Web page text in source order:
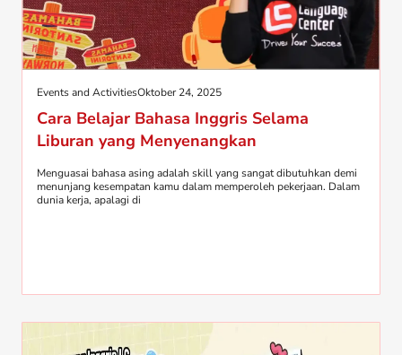
Events and ActivitiesOktober 24, 2025
Cara Belajar Bahasa Inggris Selama
Liburan yang Menyenangkan
Menguasai bahasa asing adalah skill yang sangat dibutuhkan demi
menunjang kesempatan kamu dalam memperoleh pekerjaan. Dalam
dunia kerja, apalagi di